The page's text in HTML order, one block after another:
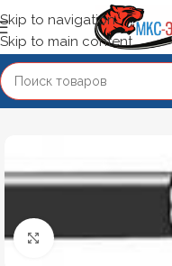
Skip to navigation
Skip to main content
Нажмите, чтобы